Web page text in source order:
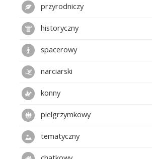
przyrodniczy
historyczny
spacerowy
narciarski
konny
pielgrzymkowy
tematyczny